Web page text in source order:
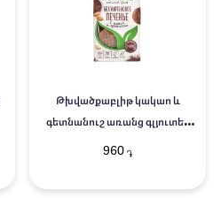
Թխվածքաբլիթ կակաո և
գետնանուշ առանց գլյուտեն
Նաթ Վիլլ 100գ
960 ֏